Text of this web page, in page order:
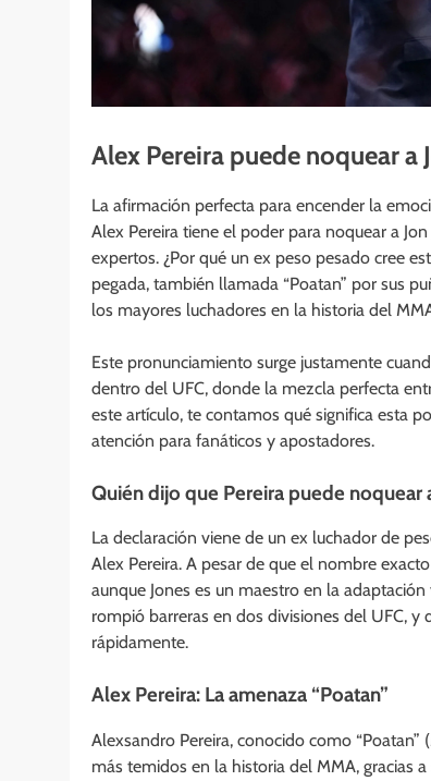
Alex Pereira puede noquear a
La afirmación perfecta para encender la
Alex Pereira tiene el poder para noquear a
expertos. ¿Por qué un ex peso pesado cree
pegada, también llamada “Poatan” por sus
los mayores luchadores en la historia del
Este pronunciamiento surge justamente
dentro del UFC, donde la mezcla perfecta
este artículo, te contamos qué significa esta
atención para fanáticos y apostadores.
Quién dijo que Pereira puede noquear
La declaración viene de un ex luchador de
Alex Pereira. A pesar de que el nombre
aunque Jones es un maestro en la
rompió barreras en dos divisiones del UFC, y
rápidamente.
Alex Pereira: La amenaza “Poatan”
Alexsandro Pereira, conocido como
más temidos en la historia del MMA, gracias